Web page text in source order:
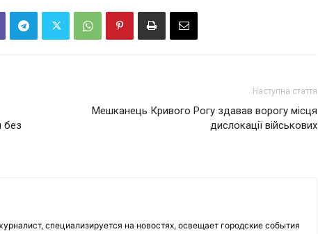
без
Наступна стаття
Мешканець Кривого Рогу здавав ворогу місця
дислокації військових
специализируется на новостях, освещает городские события